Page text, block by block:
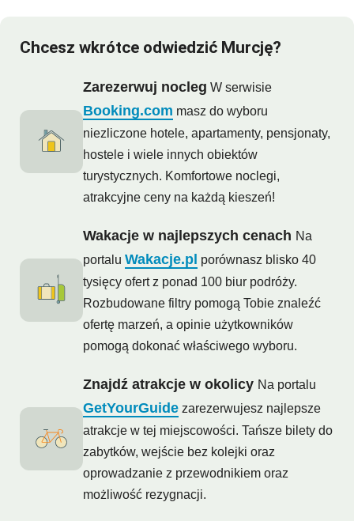
Chcesz wkrótce odwiedzić Murcję?
Zarezerwuj nocleg W serwisie
Booking.com masz do wyboru
niezliczone hotele, apartamenty, pensjonaty,
hostele i wiele innych obiektów
turystycznych. Komfortowe noclegi,
atrakcyjne ceny na każdą kieszeń!
Wakacje w najlepszych cenach Na
portalu Wakacje.pl porównasz blisko 40
tysięcy ofert z ponad 100 biur podróży.
Rozbudowane filtry pomogą Tobie znaleźć
ofertę marzeń, a opinie użytkowników
pomogą dokonać właściwego wyboru.
Znajdź atrakcje w okolicy Na portalu
GetYourGuide zarezerwujesz najlepsze
atrakcje w tej miejscowości. Tańsze bilety do
zabytków, wejście bez kolejki oraz
oprowadzanie z przewodnikiem oraz
możliwość rezygnacji.